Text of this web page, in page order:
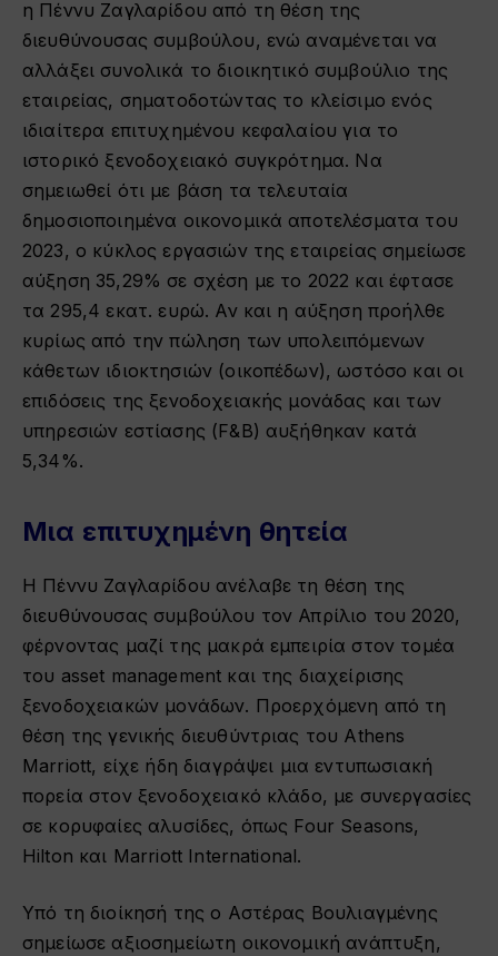
η Πέννυ Ζαγλαρίδου από τη θέση της
διευθύνουσας συμβούλου, ενώ αναμένεται να
αλλάξει συνολικά το διοικητικό συμβούλιο της
εταιρείας, σηματοδοτώντας το κλείσιμο ενός
ιδιαίτερα επιτυχημένου κεφαλαίου για το
ιστορικό ξενοδοχειακό συγκρότημα. Να
σημειωθεί ότι με βάση τα τελευταία
δημοσιοποιημένα οικονομικά αποτελέσματα του
2023, ο κύκλος εργασιών της εταιρείας σημείωσε
αύξηση 35,29% σε σχέση με το 2022 και έφτασε
τα 295,4 εκατ. ευρώ. Αν και η αύξηση προήλθε
κυρίως από την πώληση των υπολειπόμενων
κάθετων ιδιοκτησιών (οικοπέδων), ωστόσο και οι
επιδόσεις της ξενοδοχειακής μονάδας και των
υπηρεσιών εστίασης (F&B) αυξήθηκαν κατά
5,34%.
Μια επιτυχημένη θητεία
Η Πέννυ Ζαγλαρίδου ανέλαβε τη θέση της
διευθύνουσας συμβούλου τον Απρίλιο του 2020,
φέρνοντας μαζί της μακρά εμπειρία στον τομέα
του asset management και της διαχείρισης
ξενοδοχειακών μονάδων. Προερχόμενη από τη
θέση της γενικής διευθύντριας του Athens
Marriott, είχε ήδη διαγράψει μια εντυπωσιακή
πορεία στον ξενοδοχειακό κλάδο, με συνεργασίες
σε κορυφαίες αλυσίδες, όπως Four Seasons,
Hilton και Marriott International.
Υπό τη διοίκησή της ο Αστέρας Βουλιαγμένης
σημείωσε αξιοσημείωτη οικονομική ανάπτυξη,